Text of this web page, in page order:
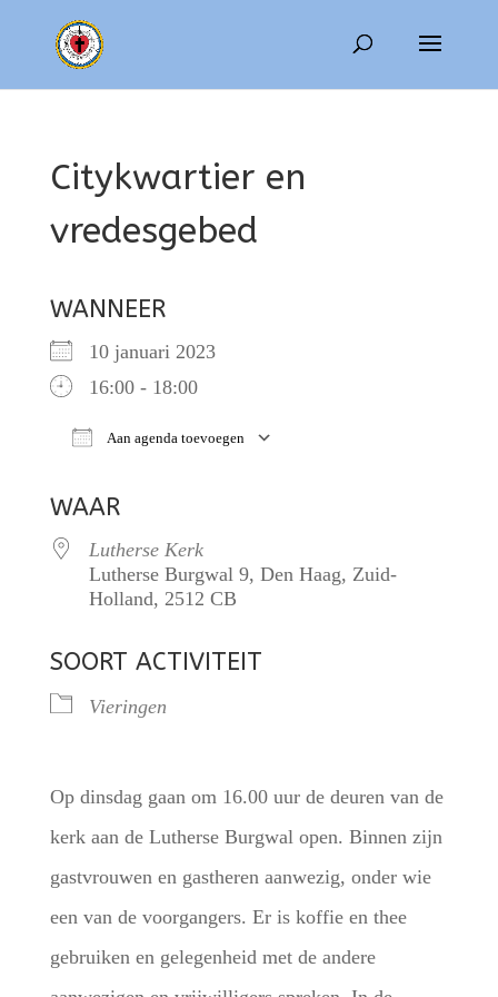
Citykwartier en
vredesgebed
WANNEER
10 januari 2023
16:00 - 18:00
Aan agenda toevoegen
WAAR
Lutherse Kerk
Lutherse Burgwal 9, Den Haag, Zuid-
Holland, 2512 CB
SOORT ACTIVITEIT
Vieringen
Op dinsdag gaan om 16.00 uur de deuren van de
kerk aan de Lutherse Burgwal open. Binnen zijn
gastvrouwen en gastheren aanwezig, onder wie
een van de voorgangers. Er is koffie en thee
gebruiken en gelegenheid met de andere